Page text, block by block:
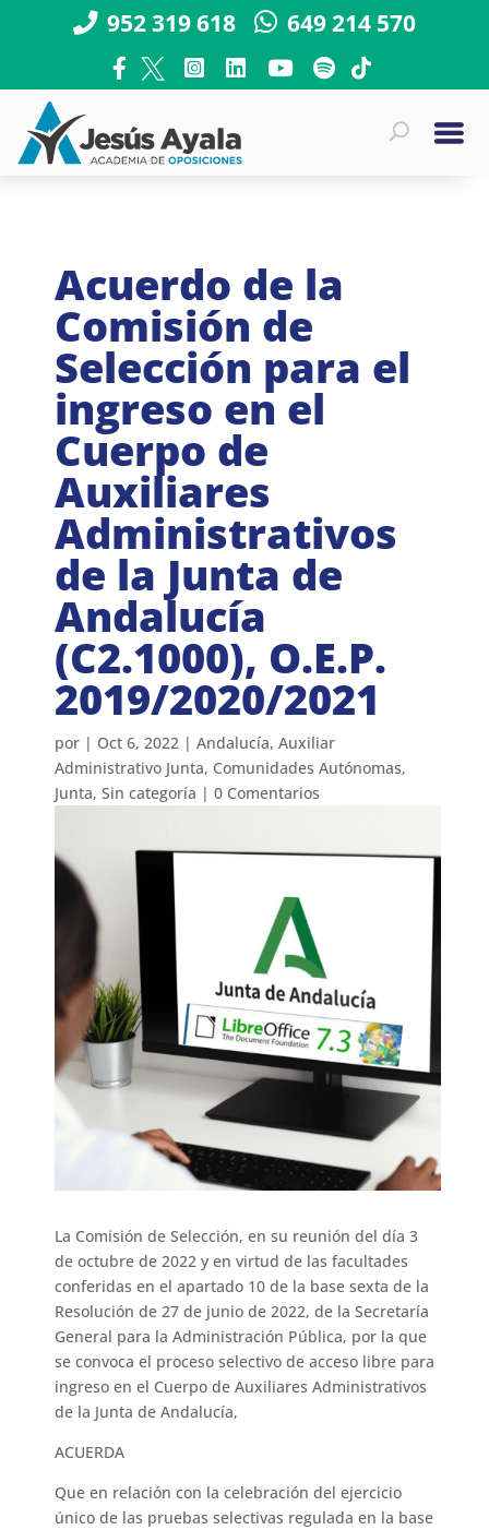
952 319 618 649 214 570
Acuerdo de la
Comisión de
Selección para el
ingreso en el
Cuerpo de
Auxiliares
Administrativos
de la Junta de
Andalucía
(C2.1000), O.E.P.
2019/2020/2021
por | Oct 6, 2022 |Andalucía,Auxiliar
Administrativo Junta, Comunidades Autónomas,
Junta,Sin categoría |0 Comentarios
La Comisión de Selección, en su reunión del día 3
de octubre de 2022 y en virtud de las facultades
conferidas en el apartado 10 de la base sexta de la
Resolución de 27 de junio de 2022, de la Secretaría
General para la Administración Pública, por la que
se convoca el proceso selectivo de acceso libre para
ingreso en el Cuerpo de Auxiliares Administrativos
de la Junta de Andalucía,
ACUERDA
Que en relación con la celebración del ejercicio
único de las pruebas selectivas regulada en la base